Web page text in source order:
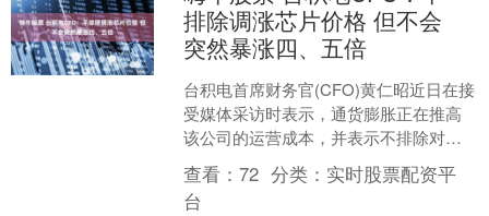
排除调涨芯片价格 但不会
突然暴涨四、五倍
台积电首席财务官(CFO)黄仁昭近日在接
受媒体采访时表示，通货膨胀正在推高
该公司的运营成本，并表示不排除对芯
片提价的可能性。 台积电生产由英伟
达、AMD和苹果等....
查看：72 分类： 实时股票配资平
台